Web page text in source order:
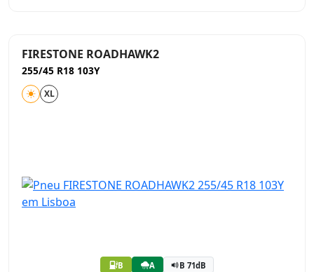
FIRESTONE ROADHAWK2
255/45 R18 103Y
XL
B A B 71dB